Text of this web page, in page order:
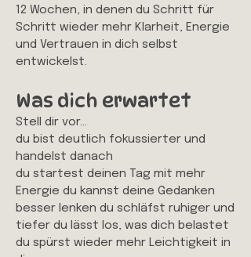
12 Wochen, in denen du Schritt für
Schritt wieder mehr Klarheit, Energie
und Vertrauen in dich selbst
entwickelst.
Was dich erwartet
Stell dir vor…
du bist deutlich fokussierter und
handelst danach
du startest deinen Tag mit mehr
Energie du kannst deine Gedanken
besser lenken du schläfst ruhiger und
tiefer du lässt los, was dich belastet
du spürst wieder mehr Leichtigkeit in